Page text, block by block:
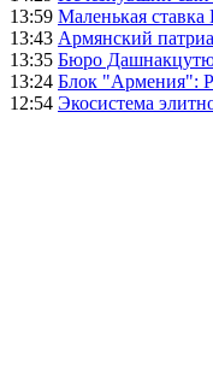
13:59 Маленькая
13:43 Армянский
13:35 Бюро
13:24 Блок "Армения":
12:54 Экосистема